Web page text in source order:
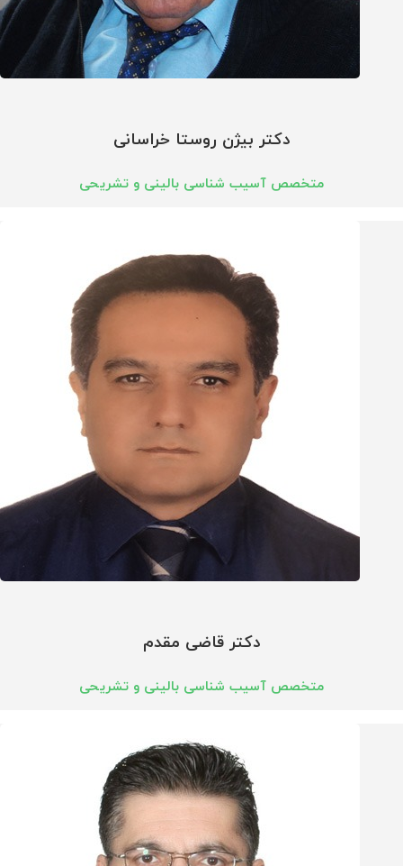
دکتر بیژن روستا خراسانی
متخصص آسیب شناسی بالینی و تشریحی
دکتر قاضی مقدم
متخصص آسیب شناسی بالینی و تشریحی